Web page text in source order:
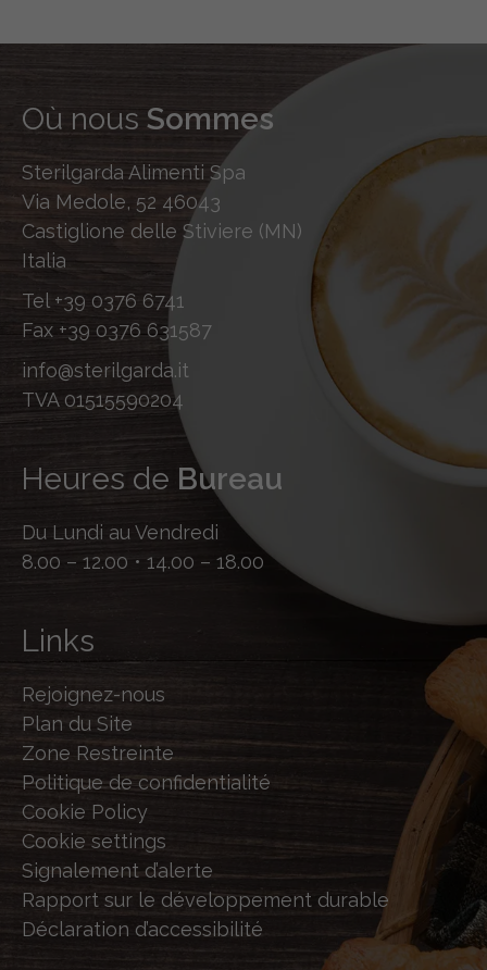
Où nous Sommes
Sterilgarda Alimenti Spa
Via Medole, 52 46043
Castiglione delle Stiviere (MN)
Italia
Tel +39 0376 6741
Fax +39 0376 631587
info@sterilgarda.it
TVA 01515590204
Heures de Bureau
Du Lundi au Vendredi
8.00 – 12.00 • 14.00 – 18.00
Links
Rejoignez-nous
Plan du Site
Zone Restreinte
Politique de confidentialité
Cookie Policy
Cookie settings
Signalement d’alerte
Rapport sur le développement durable
Déclaration d’accessibilité